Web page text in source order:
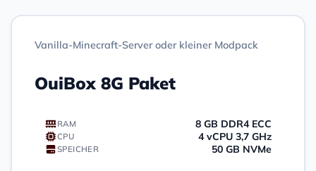
Vanilla-Minecraft-Server oder kleiner Modpack
OuiBox 8G Paket
RAM 8 GB DDR4 ECC
CPU 4 vCPU 3,7 GHz
SPEICHER 50 GB NVMe